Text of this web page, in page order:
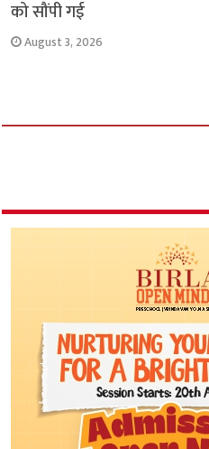
को सौंपी गई
August 3, 2026